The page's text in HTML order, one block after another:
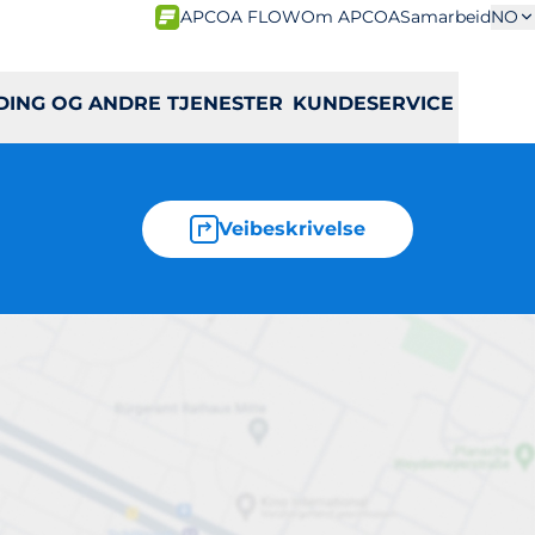
APCOA FLOWOm APCOASamarbeidNO
OG ANDRE TJENESTER KUNDESERVICE
Veibeskrivelse